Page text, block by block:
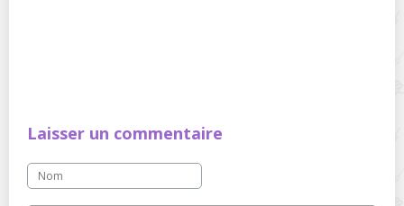
Laisser un commentaire